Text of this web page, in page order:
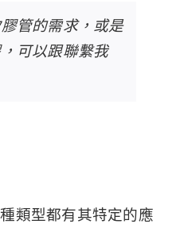
管的需求，或是
可以跟聯繫我
類型都有其特定的應